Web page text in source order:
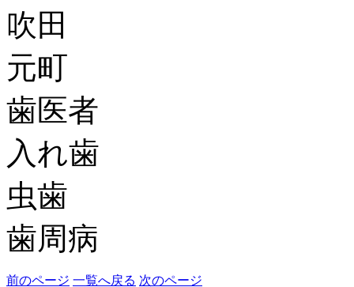
吹田
元町
歯医者
入れ歯
虫歯
歯周病
前のページ 一覧へ戻る 次のページ